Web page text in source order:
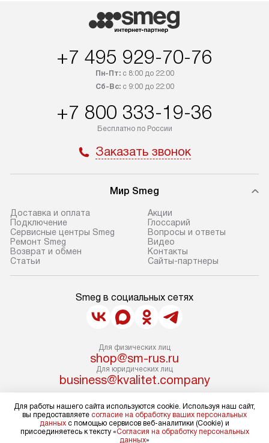
дополнительно. Возможна
доставка товаров по России.
коммуникаций
навешивание
+7 495 929-70-76
Пн-Пт:с 8:00 до 22:00
Сб-Вс:с 9:00 до 22:00
+7 800 333-19-36
Бесплатно по России
Заказать звонок
Мир Smeg
Доставка и оплата
Подключение
Сервисные центры Smeg
Ремонт Smeg
Возврат и обмен
Статьи
Акции
Глоссарий
Вопросы и ответы
Видео
Контакты
Сайты-партнеры
Smeg в социальных сетях
Для физических лиц
shop@sm-rus.ru
Для юридических лиц
business@kvalitet.company
НАПИСАТЬ РУКОВОДСТВУ
Политика конфиденциальности
Для работы нашего сайта используются cookie. Используя наш сайт,
вы предоставляете согласие на обработку ваших персональных
данных с помощью сервисов веб-аналитики (Cookie) и
присоединяетесь к тексту «Согласия на обработку персональных
данных»